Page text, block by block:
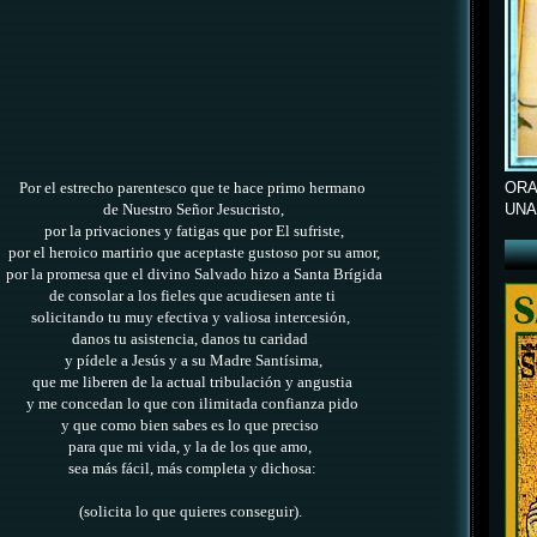
Por el estrecho parentesco que te hace primo hermano
de Nuestro Señor Jesucristo,
por la privaciones y fatigas que por El sufriste,
por el heroico martirio que aceptaste gustoso por su amor,
por la promesa que el divino Salvado hizo a Santa Brígida
de consolar a los fieles que acudiesen ante ti
solicitando tu muy efectiva y valiosa intercesión,
danos tu asistencia, danos tu caridad
y pídele a Jesús y a su Madre Santísima,
que me liberen de la actual tribulación y angustia
y me concedan lo que con ilimitada confianza pido
y que como bien sabes es lo que preciso
para que mi vida, y la de los que amo,
sea más fácil, más completa y dichosa:
(solicita lo que quieres conseguir).